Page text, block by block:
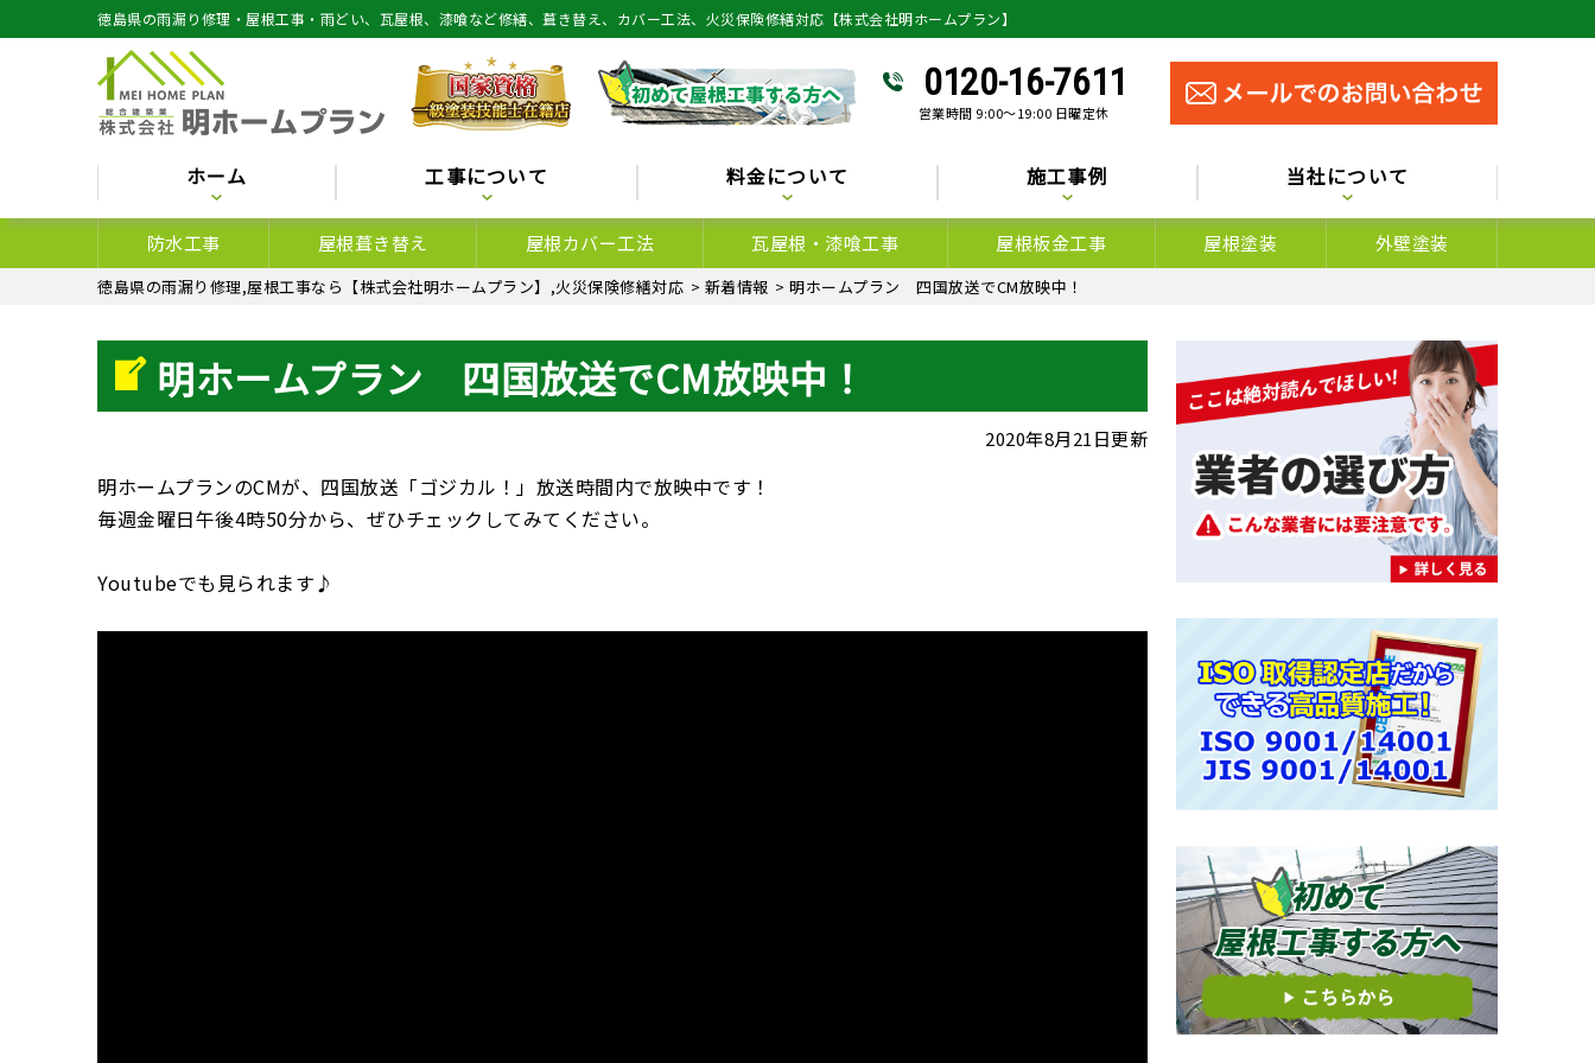
徳島県の雨漏り修理・屋根工事・雨どい、瓦屋根、漆喰など修繕、葺き替え、カバー工法、火災保険修繕対応【株式会社明ホームプラン】
0120-16-7611
営業時間 9:00～19:00 日曜定休
ホーム 工事について 料金について 施工事例 当社について
防水工事 屋根葺き替え 屋根カバー工法 瓦屋根・漆喰工事 屋根板金工事 屋根塗装 外壁塗装
徳島県の雨漏り修理,屋根工事なら【株式会社明ホームプラン】,火災保険修繕対応 > 新着情報 > 明ホームプラン 四国放送でCM放映中！
明ホームプラン 四国放送でCM放映中！
2020年8月21日更新
明ホームプランのCMが、 四国放送「ゴジカル！」 放送時間内で放映中です！
毎週金曜日午後4時50分から、ぜひチェックしてみてください。
Youtubeでも見られます♪